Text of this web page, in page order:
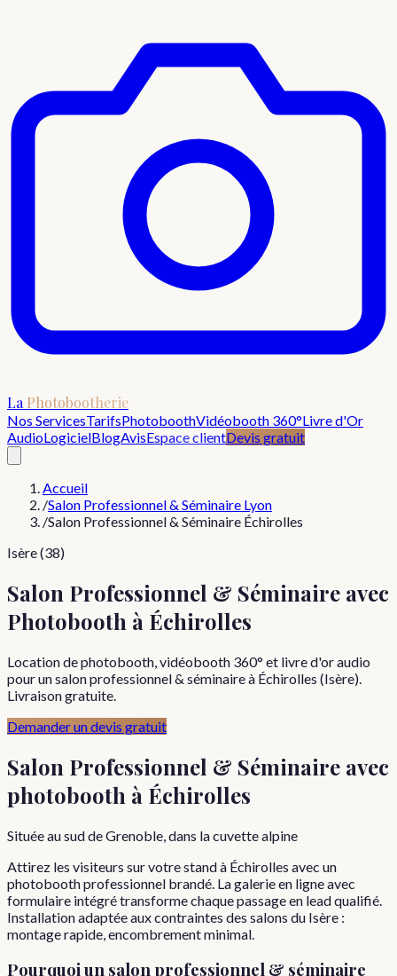
La Photobootherie
Nos ServicesTarifsPhotoboothVidéobooth 360°Livre d'Or
AudioLogicielBlogAvisEspace clientDevis gratuit
Accueil
/Salon Professionnel & Séminaire Lyon
/Salon Professionnel & Séminaire Échirolles
Isère (38)
Salon Professionnel & Séminaire avec
Photobooth à Échirolles
Location de photobooth, vidéobooth 360° et livre d'or audio
pour un salon professionnel & séminaire à Échirolles (Isère).
Livraison gratuite.
Demander un devis gratuit
Salon Professionnel & Séminaire avec
photobooth à Échirolles
Située au sud de Grenoble, dans la cuvette alpine
Attirez les visiteurs sur votre stand à Échirolles avec un
photobooth professionnel brandé. La galerie en ligne avec
formulaire intégré transforme chaque passage en lead qualifié.
Installation adaptée aux contraintes des salons du Isère :
montage rapide, encombrement minimal.
Pourquoiun salon professionnel & séminaire